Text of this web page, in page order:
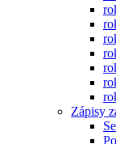
Zápisy